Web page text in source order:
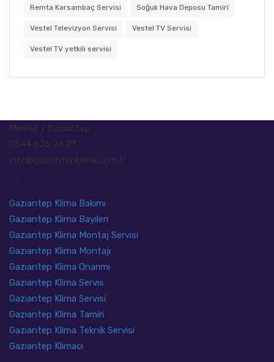
Remta Karsambaç Servisi Soğuk Hava Deposu Tamiri
Vestel Televizyon Servisi Vestel TV Servisi
Vestel TV yetkili servisi
Merkez / Gaziantep
0544 626 24 23
info@gaziantepklima.com.tr
Gaziantep Klima Bakımı
Gaziantep Klima Bayileri
Gaziantep Klima Montaj Servisi
Gaziantep Klima Montajı
Gaziantep Klima Onarımı
Gaziantep Klima Servis
Gaziantep Klima Servisi
Gaziantep Klima Tamiri
Gaziantep Klima Teknik Servisi
Gaziantep Klimacı